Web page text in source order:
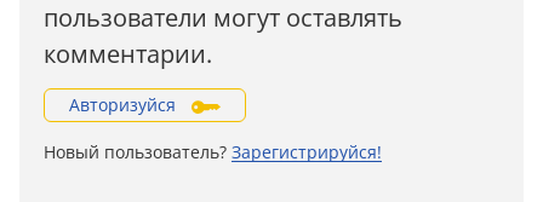
пользователи могут оставлять
комментарии.
Авторизуйся
Новый пользователь? Зарегистрируйся!